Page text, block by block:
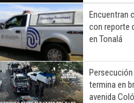
Encuentran
con reporte
en Tonalá
termina en
avenida